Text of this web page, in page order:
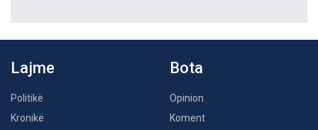
Lajme
Politikë
Kronikë
Bota
Opinion
Koment